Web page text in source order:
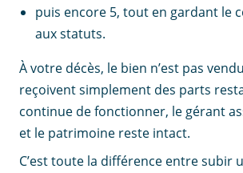
puis encore 5, tout en gardant le
aux statuts.
À votre décès, le bien n’est pas
reçoivent simplement des parts
continue de fonctionner, le gérant
et le patrimoine reste intact.
C’est toute la différence entre subir